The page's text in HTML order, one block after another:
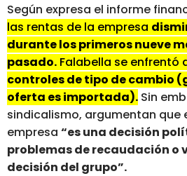
Según expresa el informe
las rentas de la empresa
durante los primeros nueve
pasado. Falabella se enfrentó
controles de tipo de cambio
oferta es importada). Sin
sindicalismo, argumentan que
empresa “es una decisión
problemas de recaudación o
decisión del grupo”.